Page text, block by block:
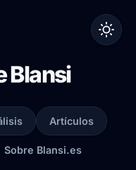
Blansi
Artículos
Sobre Blansi.es